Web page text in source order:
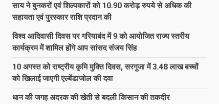
साय ने बुनकरों एवं शिल्पकारों को 10.90 करोड़ रुपये से अधिक की
सहायता एवं पुरस्कार राशि प्रदान की
विश्व आदिवासी दिवस पर गरियाबंद में 9 को आयोजित राज्य स्तरीय
कार्यक्रम में शामिल होंगे आप सांसद संजय सिंह
10 अगस्त को राष्ट्रीय कृमि मुक्ति दिवस, सरगुजा में 3.48 लाख बच्चों
को खिलाई जाएगी एल्बेंडाजोल की दवा
धान की जगह अदरक की खेती से बदली किसान की तकदीर